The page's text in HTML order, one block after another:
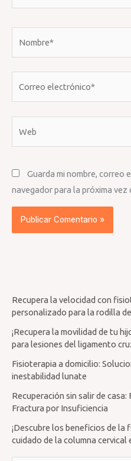
Guarda mi nombre, correo
navegador para la próxima vez
Recupera la velocidad con
personalizado para la rodilla
¡Recupera la movilidad de tu
para lesiones del ligamento
Fisioterapia a domicilio:
inestabilidad lunate
Recuperación sin salir de
Fractura por Insuficiencia
¡Descubre los beneficios de la
cuidado de la columna cervical